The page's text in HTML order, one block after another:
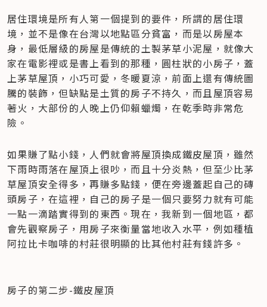
居住環境是所有人第一個提到的要件，所謂的居住環
境，並不是像在台灣以地點區分貧富，而是以房屋本
身，最低層級的房屋是傳統的土製茅草小泥屋，就像大
家在電影裡或是書上看到的那種，圓柱狀的小房子，蓋
上茅草屋頂，小巧可愛，冬暖夏涼，前面上還有傳統圖
騰的裝飾，但缺點是土質的房子不持久，而且屋頂容易
著火，大部份的人晚上仍仰賴蠟燭，在乾季時非常危
險。
如果賺了點小錢，人們就會將屋頂換成鐵皮屋頂，雖然
下雨時雨落在屋頂上很吵，而且十分炎熱，但至少比茅
草屋頂安全得多，再賺多點錢，便在旁邊蓋起自己的磚
頭房子，在這裡，自己的房子是一個只要努力就有可能
一點一滴踏實得到的東西。現在，我新到一個地區，都
會先觀察房子，用房子來衡量當地收入水平，例如種植
阿拉比卡咖啡的村莊很明顯的比其他村莊有錢許多。
房子的第二步-鐵皮屋頂